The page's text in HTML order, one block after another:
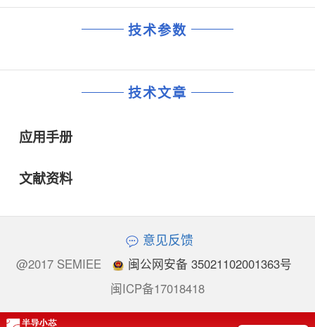
技术参数
技术文章
应用手册
文献资料
意见反馈
@2017 SEMIEE
闽公网安备 35021102001363号
闽ICP备17018418